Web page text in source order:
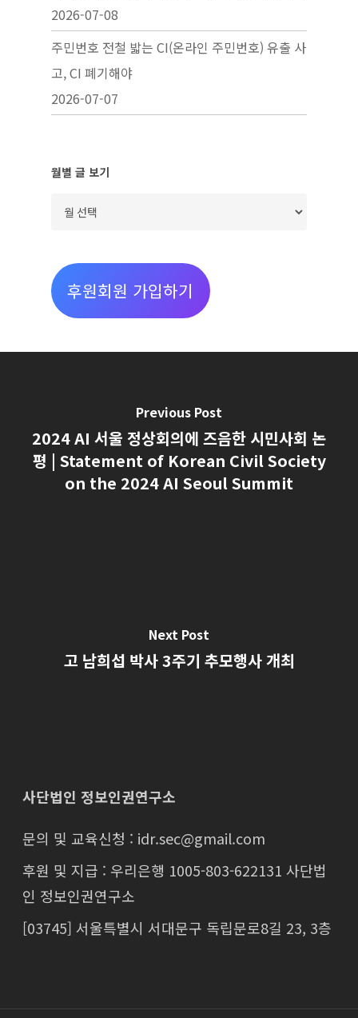
2026-07-08
주민번호 전철 밟는 CI(온라인 주민번호) 유출 사
고, CI 폐기해야
2026-07-07
월별 글 보기
보
기
후원회원 가입하기
Previous Post
2024 AI 서울 정상회의에 즈음한 시민사회 논
평 | Statement of Korean Civil Society
on the 2024 AI Seoul Summit
Next Post
고 남희섭 박사 3주기 추모행사 개최
사단법인 정보인권연구소
문의 및 교육신청 : idr.sec@gmail.com
후원 및 지급 : 우리은행 1005-803-622131 사단법
인 정보인권연구소
[03745] 서울특별시 서대문구 독립문로8길 23, 3층